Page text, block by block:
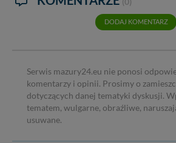
DODAJ KOMENTARZ
Serwis mazury24.eu nie ponosi
komentarzy i opinii. Prosimy o
dotyczących danej tematyki dyskusji.
tematem, wulgarne, obraźliwe,
usuwane.
W każdej chwili możesz: zażądać
danych, zażądać ich poprawienia lub
cookies. Twoja przeglądarka
tych plików - w pewnych przypadkach
zrobić za Ciebie.
Dziękujemy, i życzmy miłego